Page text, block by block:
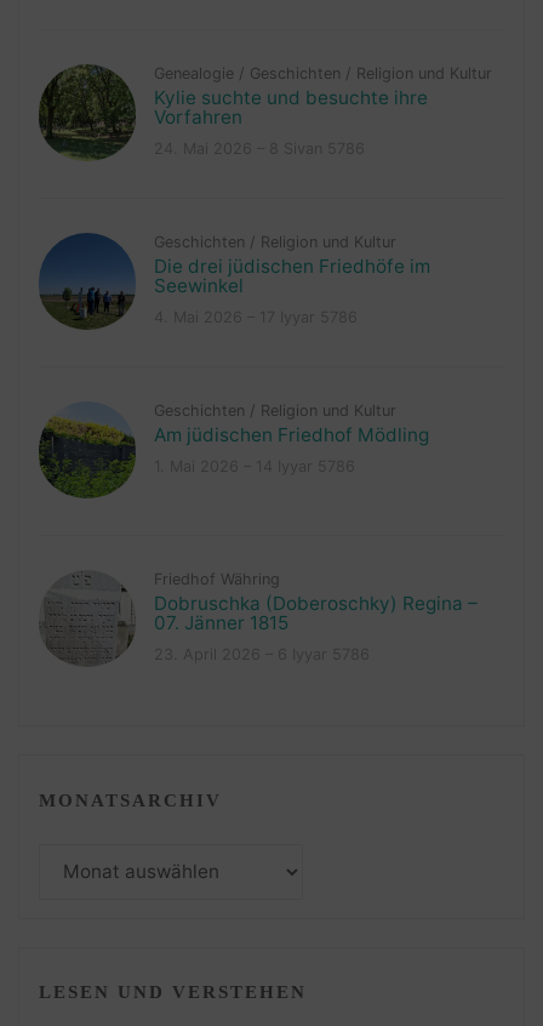
Genealogie / Geschichten / Religion und Kultur
Kylie suchte und besuchte ihre
Vorfahren
Geschichten / Religion und Kultur
Die drei jüdischen Friedhöfe im
Seewinkel
Geschichten / Religion und Kultur
Am jüdischen Friedhof Mödling
Friedhof Währing
Dobruschka (Doberoschky) Regina –
07. Jänner 1815
MONATSARCHIV
Monatsarchiv
LESEN UND VERSTEHEN